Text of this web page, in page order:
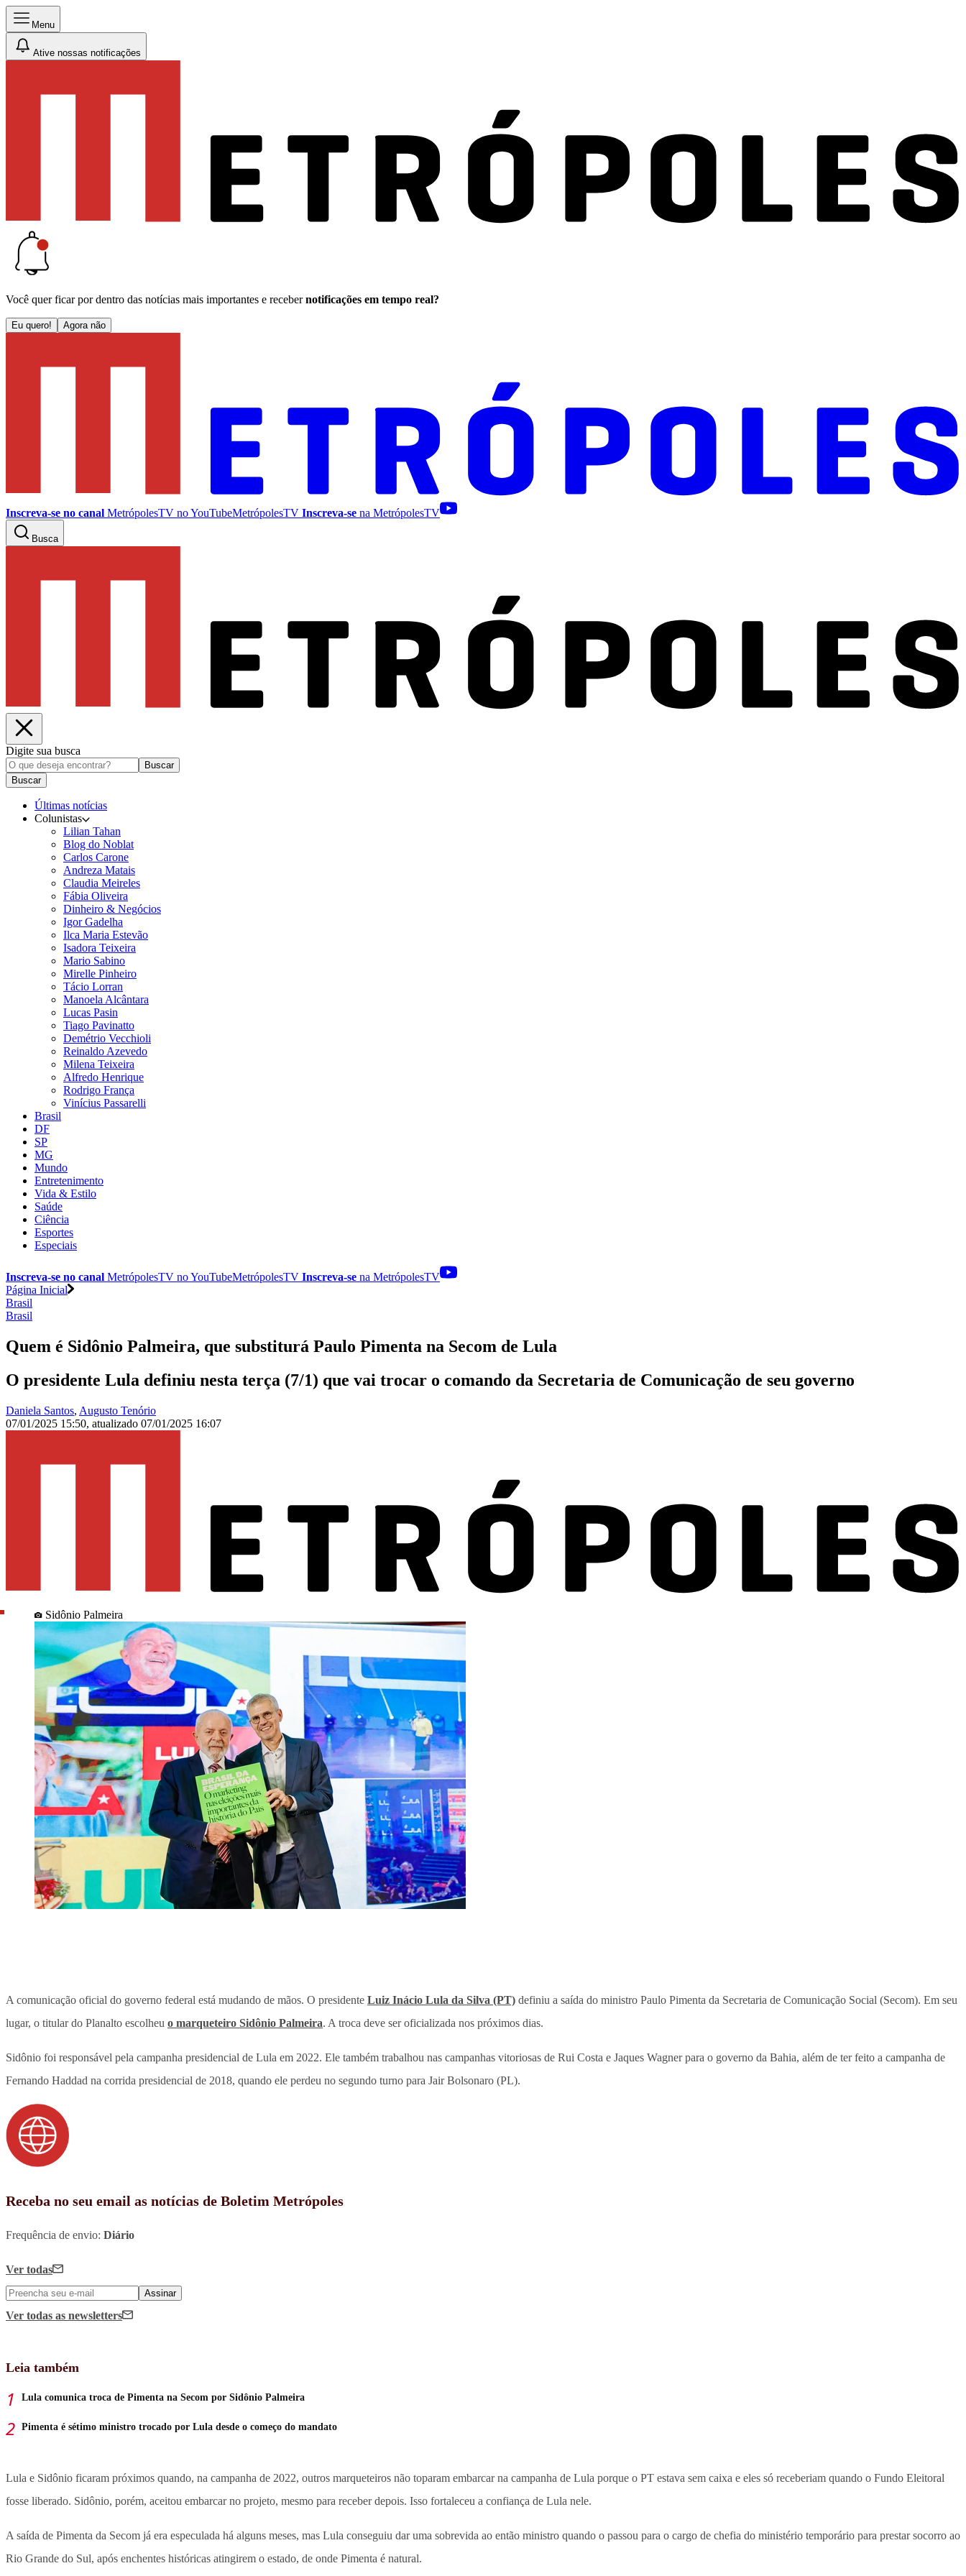
Menu
Ative nossas notificações
Você quer ficar por dentro das notícias mais importantes e receber notificações em tempo real?
Eu quero! Agora não
Inscreva-se no canal MetrópolesTV noYouTubeMetrópolesTV Inscreva-se na MetrópolesTV
Busca
Digite sua busca
Buscar
Buscar
Últimas notícias
Colunistas
Lilian Tahan
Blog do Noblat
Carlos Carone
Andreza Matais
Claudia Meireles
Fábia Oliveira
Dinheiro & Negócios
Igor Gadelha
Ilca Maria Estevão
Isadora Teixeira
Mario Sabino
Mirelle Pinheiro
Tácio Lorran
Manoela Alcântara
Lucas Pasin
Tiago Pavinatto
Demétrio Vecchioli
Reinaldo Azevedo
Milena Teixeira
Alfredo Henrique
Rodrigo França
Vinícius Passarelli
Brasil
DF
SP
MG
Mundo
Entretenimento
Vida & Estilo
Saúde
Ciência
Esportes
Especiais
Inscreva-se no canal MetrópolesTV noYouTubeMetrópolesTV Inscreva-se na MetrópolesTV
Página Inicial
Brasil
Brasil
Quem é Sidônio Palmeira, que substiturá Paulo Pimenta na Secom de Lula
O presidente Lula definiu nesta terça (7/1) que vai trocar o comando da Secretaria de Comunicação de seu governo
Daniela Santos, Augusto Tenório
07/01/2025 15:50, atualizado 07/01/2025 16:07
Sidônio Palmeira
A comunicação oficial do governo federal está mudando de mãos. O presidente Luiz Inácio Lula da Silva (PT) definiu a saída do ministro Paulo Pimenta da Secretaria de Comunicação Social (Secom). Em seu
lugar, o titular do Planalto escolheu o marqueteiro Sidônio Palmeira. A troca deve ser oficializada nos próximos dias.
Sidônio foi responsável pela campanha presidencial de Lula em 2022. Ele também trabalhou nas campanhas vitoriosas de Rui Costa e Jaques Wagner para o governo da Bahia, além de ter feito a campanha de
Fernando Haddad na corrida presidencial de 2018, quando ele perdeu no segundo turno para Jair Bolsonaro (PL).
Receba no seu email as notícias de Boletim Metrópoles
Frequência de envio: Diário
Ver todas
Assinar
Ver todas as newsletters
Leia também
Lula comunica troca de Pimenta na Secom por Sidônio Palmeira
Pimenta é sétimo ministro trocado por Lula desde o começo do mandato
Lula e Sidônio ficaram próximos quando, na campanha de 2022, outros marqueteiros não toparam embarcar na campanha de Lula porque o PT estava sem caixa e eles só receberiam quando o Fundo Eleitoral
fosse liberado. Sidônio, porém, aceitou embarcar no projeto, mesmo para receber depois. Isso fortaleceu a confiança de Lula nele.
A saída de Pimenta da Secom já era especulada há alguns meses, mas Lula conseguiu dar uma sobrevida ao então ministro quando o passou para o cargo de chefia do ministério temporário para prestar socorro ao
Rio Grande do Sul, após enchentes históricas atingirem o estado, de onde Pimenta é natural.